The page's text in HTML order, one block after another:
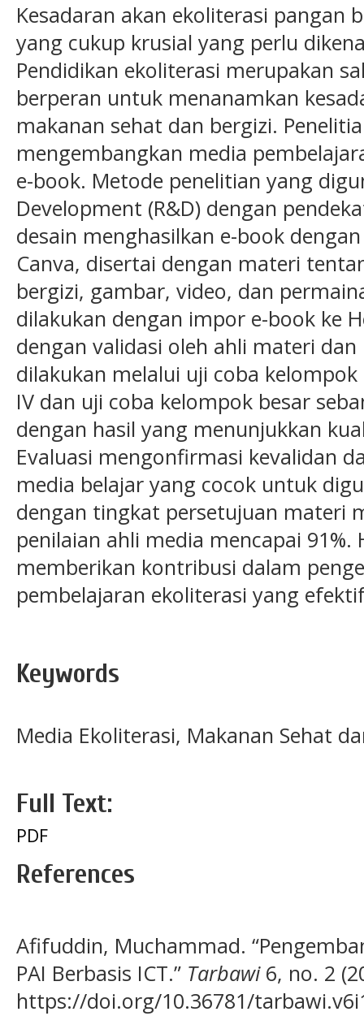
Kesadaran akan ekoliterasi pangan
yang cukup krusial yang perlu
Pendidikan ekoliterasi merupakan
berperan untuk menanamkan
makanan sehat dan bergizi.
mengembangkan media
e-book. Metode penelitian yang
Development (R&D) dengan
desain menghasilkan e-book
Canva, disertai dengan materi
bergizi, gambar, video, dan
dilakukan dengan impor e-book ke
dengan validasi oleh ahli materi
dilakukan melalui uji coba kelompok
IV dan uji coba kelompok besar
dengan hasil yang menunjukkan
Evaluasi mengonfirmasi kevalidan
media belajar yang cocok untuk
dengan tingkat persetujuan materi
penilaian ahli media mencapai 91%.
memberikan kontribusi dalam
pembelajaran ekoliterasi yang
Keywords
Media Ekoliterasi, Makanan Sehat
Full Text:
PDF
References
Afifuddin, Muchammad.
PAI Berbasis ICT.” Tarbawi6, no. 2
https://doi.org/10.36781/